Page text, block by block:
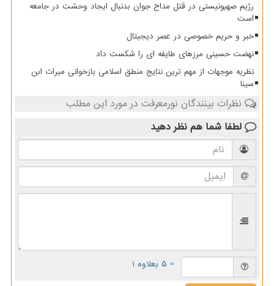
رژیم صهیونیستی در قتل مداح جوان بدنبال ایجاد وحشت در جامعه
است
خبر و حریم خصوصی در عصر دیجیتال
نهضت حسینی مرزهای طایفه ای را شکست داد
نظریه موجهات از مهم ترین نتایج منطق اسلامی بازخوانی میراث ابن
سینا
نظرات بینندگان نورمعرفت در مورد این مطلب
لطفا شما هم نظر دهید
= ۵ بعلاوه ۱